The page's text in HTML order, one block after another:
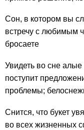
Сон, в котором вы
встречу с любимым
бросаете
Увидеть во сне
поступит
проблемы;
Снится, что букет
во всех жизненных